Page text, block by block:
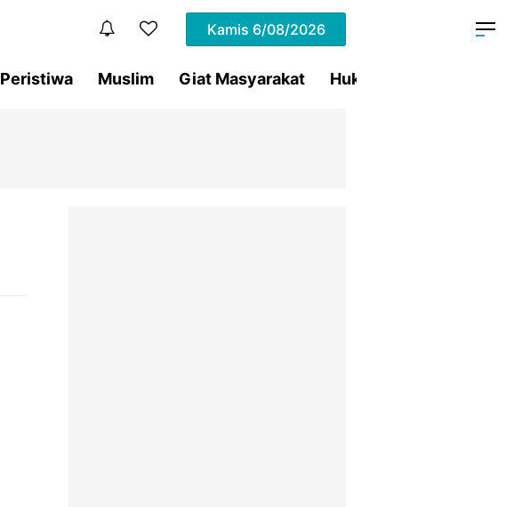
Kamis 6/08/2026
Peristiwa Muslim Giat Masyarakat Hukum